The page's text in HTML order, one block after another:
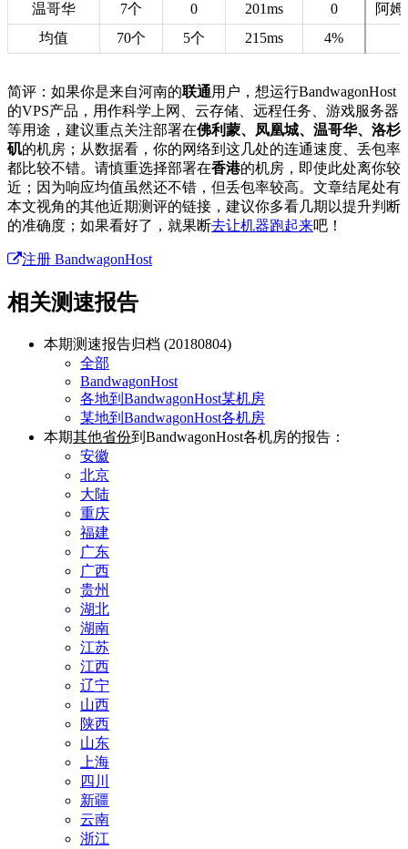
温哥华
7个 0 201ms 0
阿
均值
70个 5个 215ms 4%
简评：如果你是来自河南的联通用户，想运行BandwagonHost
的VPS产品，用作科学上网、云存储、远程任务、游戏服务器
等用途，建议重点关注部署在佛利蒙、凤凰城、温哥华、洛杉
矶的机房；从数据看，你的网络到这几处的连通速度、丢包率
都比较不错。请慎重选择部署在香港的机房，即使此处离你较
近；因为响应均值虽然还不错，但丢包率较高。文章结尾处有
本文视角的其他近期测评的链接，建议你多看几期以提升判断
的准确度；如果看好了，就果断去让机器跑起来吧！
注册 BandwagonHost
相关测速报告
本期测速报告归档 (20180804)
全部
BandwagonHost
各地到BandwagonHost某机房
某地到BandwagonHost各机房
本期其他省份到BandwagonHost各机房的报告：
安徽
北京
大陆
重庆
福建
广东
广西
贵州
湖北
湖南
江苏
江西
辽宁
山西
陕西
山东
上海
四川
新疆
云南
浙江